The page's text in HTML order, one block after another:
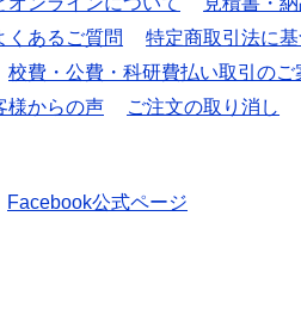
くあるご質問
特定商取引法に
校費・公費・科研費払い取引のご
様からの声 ご注文の取り消し
Facebook公式ページ